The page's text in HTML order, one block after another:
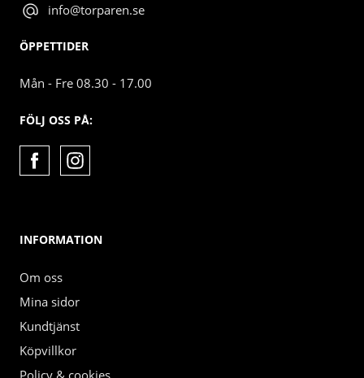
info@torparen.se
ÖPPETTIDER
Mån - Fre 08.30 - 17.00
FÖLJ OSS PÅ:
INFORMATION
Om oss
Mina sidor
Kundtjänst
Köpvillkor
Policy & cookies